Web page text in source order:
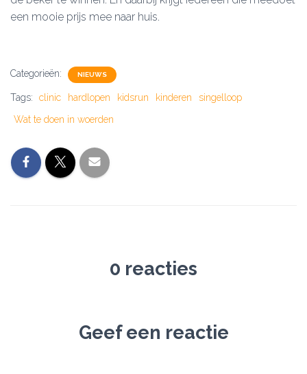
een mooie prijs mee naar huis.
Categorieën: NIEUWS
Tags: clinic hardlopen kidsrun kinderen
singelloop
Wat te doen in woerden
0 reacties
Geef een reactie